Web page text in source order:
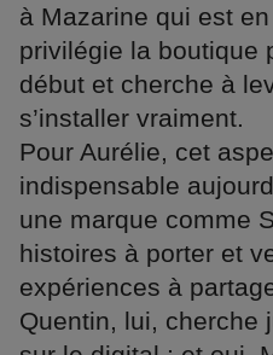
à Mazarine qui est
privilégie la boutique
début et cherche à
s’installer vraiment.
Pour Aurélie, cet
indispensable
une marque comme
histoires à porter et
expériences à
Quentin, lui, cherche